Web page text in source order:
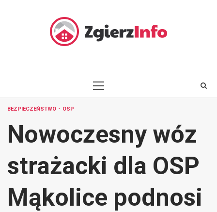
PRIMARY
BEZPIECZEŃSTWO OSP
Nowoczesny wóz
strażacki dla OSP
Mąkolice podnosi